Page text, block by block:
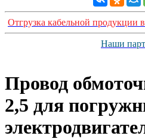
Отгрузка кабельной продукции
Наши
Провод
2,5 для